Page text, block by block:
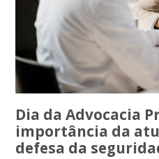
Dia da Advocacia
importância da
defesa da